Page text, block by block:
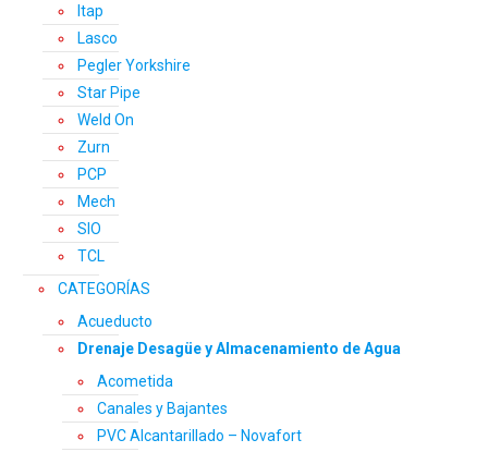
Itap
Lasco
Pegler Yorkshire
Star Pipe
Weld On
Zurn
PCP
Mech
SIO
TCL
CATEGORÍAS
Acueducto
Drenaje Desagüe y Almacenamiento de Agua
Acometida
Canales y Bajantes
PVC Alcantarillado – Novafort